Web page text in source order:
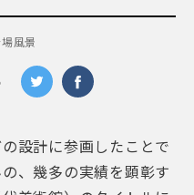
風景
設計に参画したことで
、幾多の実績を顕彰す